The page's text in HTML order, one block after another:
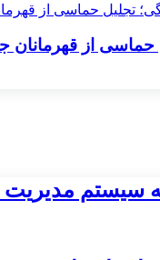
حماسی از قهرمانان
سیستم مدیریت